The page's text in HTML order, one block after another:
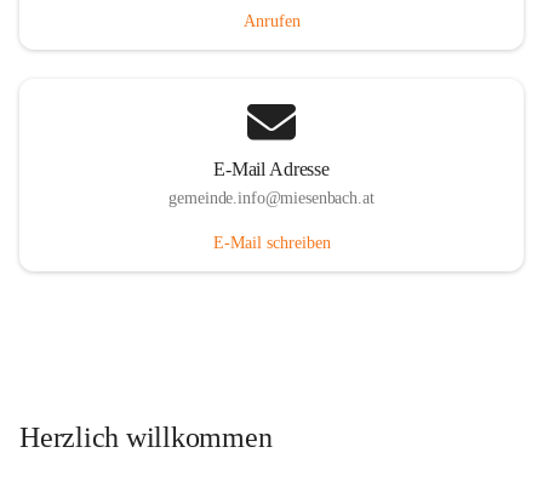
Anrufen
E-Mail Adresse
gemeinde.info@miesenbach.at
E-Mail schreiben
Herzlich willkommen